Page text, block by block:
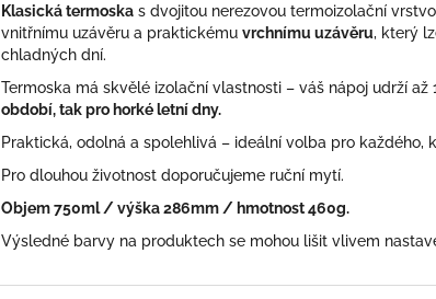
Klasická termoska s dvojitou nerezovou termoizolační
vnitřnímu uzávěru a praktickému vrchnímu uzávěru, který
chladných dní.
Termoska má skvělé izolační vlastnosti – váš nápoj udrží
období, tak pro horké letní dny.
Praktická, odolná a spolehlivá – ideální volba pro
Pro dlouhou životnost doporučujeme ruční mytí.
Objem 750ml / výška 286mm / hmotnost 460g.
Výsledné barvy na produktech se mohou lišit vlivem